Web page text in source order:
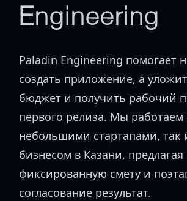
Engineering
Paladin Engineering помогает
создать приложение, а
бюджет и получить рабочий
первого релиза. Мы работаем
небольшими стартапами, так
бизнесом в Казани, предлагая
фиксированную смету и
согласование результат.